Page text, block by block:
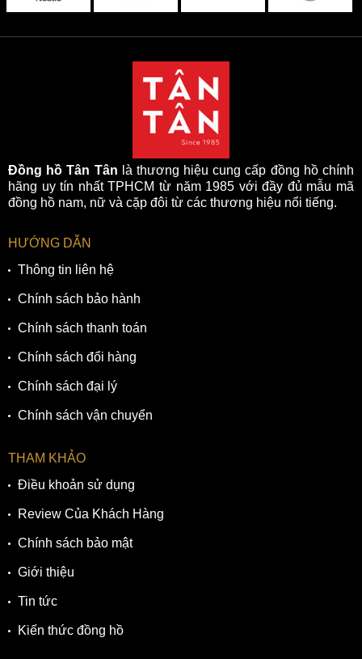
Đồng hồ Tân Tân là thương hiệu cung cấp đồng hồ chính
hãng uy tín nhất TPHCM từ năm 1985 với đầy đủ mẫu mã
đồng hồ nam, nữ và cặp đôi từ các thương hiệu nổi tiếng.
HƯỚNG DẪN
Thông tin liên hệ
Chính sách bảo hành
Chính sách thanh toán
Chính sách đổi hàng
Chính sách đại lý
Chính sách vận chuyển
THAM KHẢO
Điều khoản sử dụng
Review Của Khách Hàng
Chính sách bảo mật
Giới thiệu
Tin tức
Kiến thức đồng hồ